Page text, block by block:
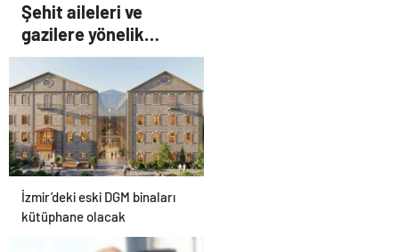
Şehit aileleri ve
gazilere yönelik
düzenleme teklifi
Meclis’te kabul edildi
İzmir’deki eski DGM binaları
kütüphane olacak